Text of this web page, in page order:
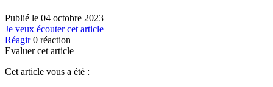
Publié le 04 octobre 2023
Je veux écouter cet article
Réagir 0 réaction
Evaluer cet article
Cet article vous a été :